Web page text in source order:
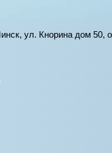
ул. Кнорина дом 50,